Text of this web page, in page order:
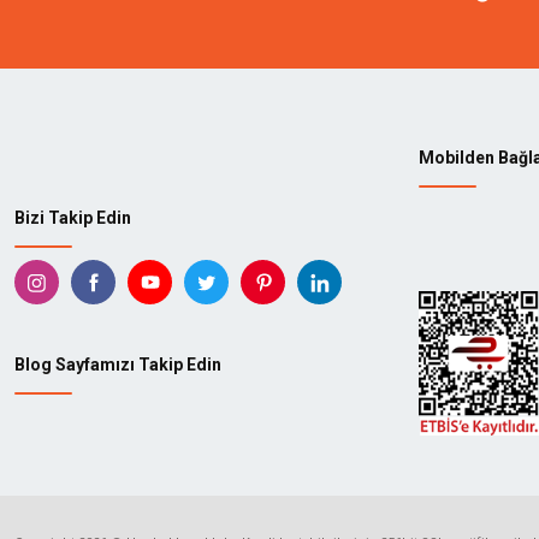
Bizi Takip Edin
Blog Sayfamızı Takip Edin
Mobilden